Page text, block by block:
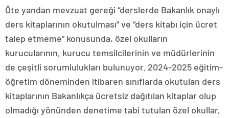
Öte yandan mevzuat gereği “derslerde Bakanlık onaylı
ders kitaplarının okutulması” ve “ders kitabı için ücret
talep etmeme” konusunda, özel okulların
kurucularının, kurucu temsilcilerinin ve müdürlerinin
de çeşitli sorumlulukları bulunuyor. 2024-2025 eğitim-
öğretim döneminden itibaren sınıflarda okutulan ders
kitaplarının Bakanlıkça ücretsiz dağıtılan kitaplar olup
olmadığı yönünden denetime tabi tutulan özel okullar,